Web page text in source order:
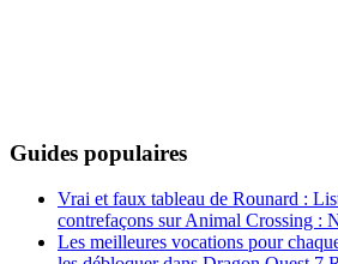
Guides populaires
Vrai et faux tableau de Rounard :
contrefaçons sur Animal Crossing :
Les meilleures vocations pour